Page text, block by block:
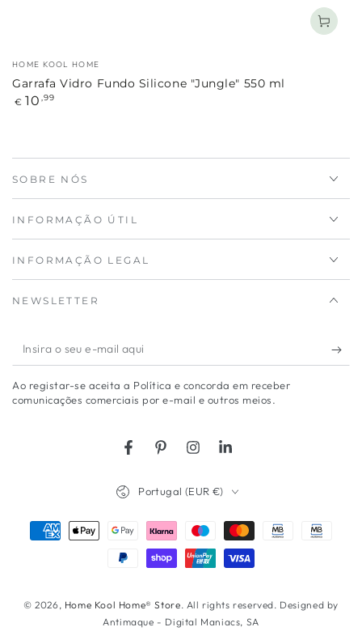
Marca:
HOME KOOL HOME
Garrafa Vidro Fundo Silicone "Jungle" 550 ml
Preço
€ 10 ,99
SOBRE NÓS
INFORMAÇÃO ÚTIL
INFORMAÇÃO LEGAL
NEWSLETTER
Insira
o
seu
Ao registar-se aceita a Política e concorda em receber
comunicações comerciais por e-mail e outros meios.
FacebookPinterestInstagramLinkedIn
© 2026, Home Kool Home® Store. All rights reserved. Designed by
Antimaque - Digital Maniacs, SA
Portugal (EUR €)
Métodos